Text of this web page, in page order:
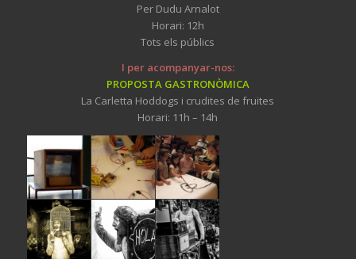
Per Dudu Arnalot
Horari: 12h
Tots els públics
I per acompanyar-nos:
PROPOSTA GASTRONÒMICA
La Carletta Hoddogs i crudites de fruites
Horari: 11h – 14h